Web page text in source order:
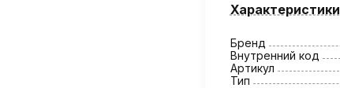
Характеристики
Бренд
Внутренний код
Артикул
Тип